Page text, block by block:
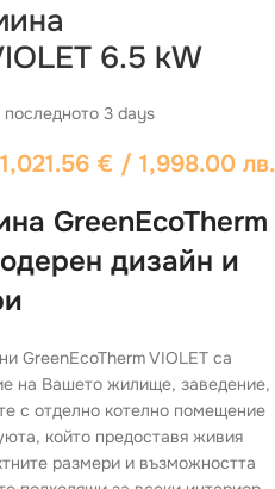
6.5 kW
3 days
1,021.56 € / 1,998.00 лв.
GreenEcoTherm
дизайн и
GreenEcoTherm VIOLET са
на Вашето жилище, заведение,
с отделно котелно помещение
който предоставя живия
размери и възможността